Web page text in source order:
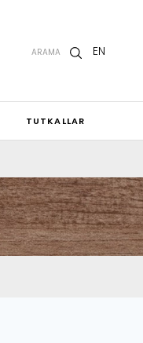
ARAMA EN
TUTKALLAR